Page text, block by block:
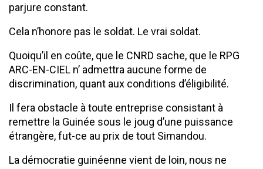
parjure constant.
Cela n’honore pas le soldat. Le vrai soldat.
Quoiqu’il en coûte, que le CNRD sache, que le RPG
ARC-EN-CIEL n’ admettra aucune forme de
discrimination, quant aux conditions d’éligibilité.
Il fera obstacle à toute entreprise consistant à
remettre la Guinée sous le joug d’une puissance
étrangère, fut-ce au prix de tout Simandou.
La démocratie guinéenne vient de loin, nous ne